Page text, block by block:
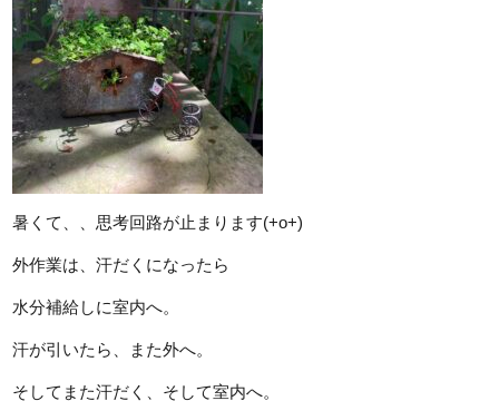
暑くて、、思考回路が止まります(+o+)
外作業は、汗だくになったら
水分補給しに室内へ。
汗が引いたら、また外へ。
そしてまた汗だく、そして室内へ。